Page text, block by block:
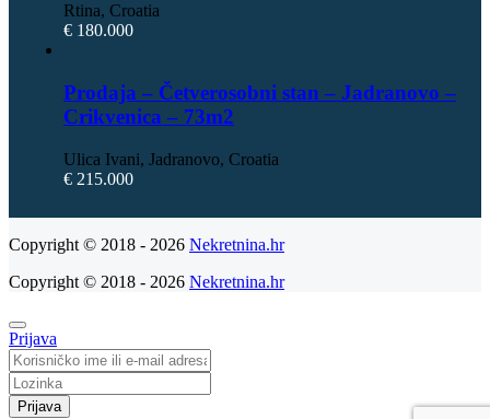
Rtina, Croatia
€ 180.000
Prodaja – Četverosobni stan – Jadranovo –
Crikvenica – 73m2
Ulica Ivani, Jadranovo, Croatia
€ 215.000
Copyright © 2018 - 2026 Nekretnina.hr
Copyright © 2018 - 2026 Nekretnina.hr
Prijava
Prijava